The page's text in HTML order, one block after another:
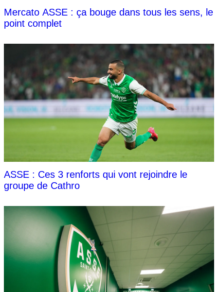
Mercato ASSE : ça bouge dans tous les sens, le
point complet
ASSE : Ces 3 renforts qui vont rejoindre le
groupe de Cathro